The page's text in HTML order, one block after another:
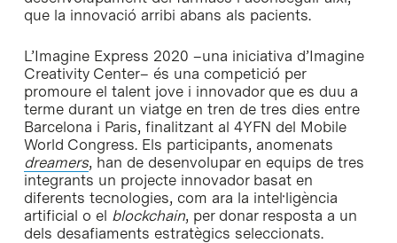
que la innovació arribi abans als pacients.
L’Imagine Express 2020 –una iniciativa d’Imagine
Creativity Center– és una competició per
promoure el talent jove i innovador que es duu a
terme durant un viatge en tren de tres dies entre
Barcelona i Paris, finalitzant al 4YFN del Mobile
World Congress. Els participants, anomenats
dreamers, han de desenvolupar en equips de tres
integrants un projecte innovador basat en
diferents tecnologies, com ara la intel·ligència
artificial o el blockchain, per donar resposta a un
dels desafiaments estratègics seleccionats.